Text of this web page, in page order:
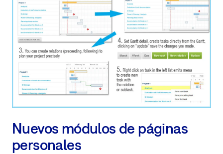
Nuevos módulos de páginas
personales